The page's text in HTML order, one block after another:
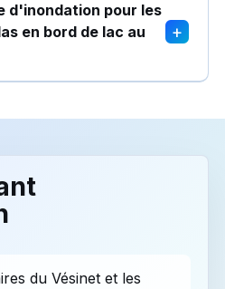
d'inondation pour les
en bord de lac au
+
du Vésinet et les